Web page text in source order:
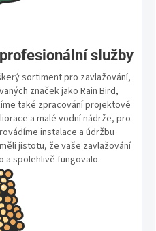
služby
sortiment pro zavlažování,
značek jako Rain Bird,
také zpracování projektové
a malé vodní nádrže, pro
instalace a údržbu
jistotu, že vaše zavlažování
a spolehlivě fungovalo.